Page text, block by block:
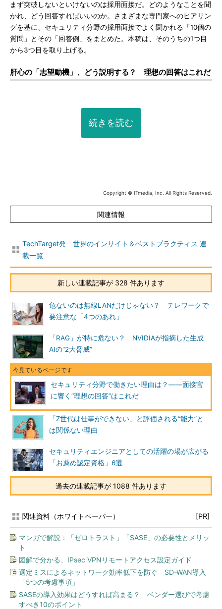
まず突破しないといけないのは採用面接だ。どのようなことを聞
かれ、どう回答すればいいのか。さまざまな専門家へのヒアリン
グを基に、セキュリティ分野の採用面接でよく聞かれる「10個の
質問」とその「回答例」をまとめた。本稿は、そのうちの1つ目
から3つ目を取り上げる。
肝心の「志望動機」、どう説明する？ 理想の回答はこれだ
続きを読む
Copyright © ITmedia, Inc. All Rights Reserved.
関連情報
TechTarget発 世界のインサイト＆ベストプラクティス 連
載一覧
新しい連載記事が 328 件あります
危ないのは無線LANだけじゃない？ テレワークで
要注意な「4つのあれ」
「RAG」が特に危ない？ NVIDIAが指摘した生成
AIの“2大脅威”
セキュリティ分野で働きたい理由は？――面接官
に響く“理想の回答”はこれだ
「Z世代は仕事ができない」と評価される“能力”と
は関係ない理由
セキュリティエンジニアとしての活躍の場が広がる
「お薦め認定資格」6選
過去の連載記事が 1088 件あります
関連資料（ホワイトペーパー） [PR]
マンガで解説：「ゼロトラスト」「SASE」の必要性とメリッ
ト
図解で分かる、IPsec VPNリモートアクセス設定ガイド
選定ミスによるネットワーク効率低下を防ぐ SD-WAN導入
「5つの考慮事項」
SASEの導入効果はどうすれば高まる？ ベンダー選びで考慮
すべき10のポイント